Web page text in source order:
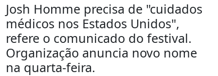
Josh Homme precisa de "cuidados
médicos nos Estados Unidos",
refere o comunicado do festival.
Organização anuncia novo nome
na quarta-feira.